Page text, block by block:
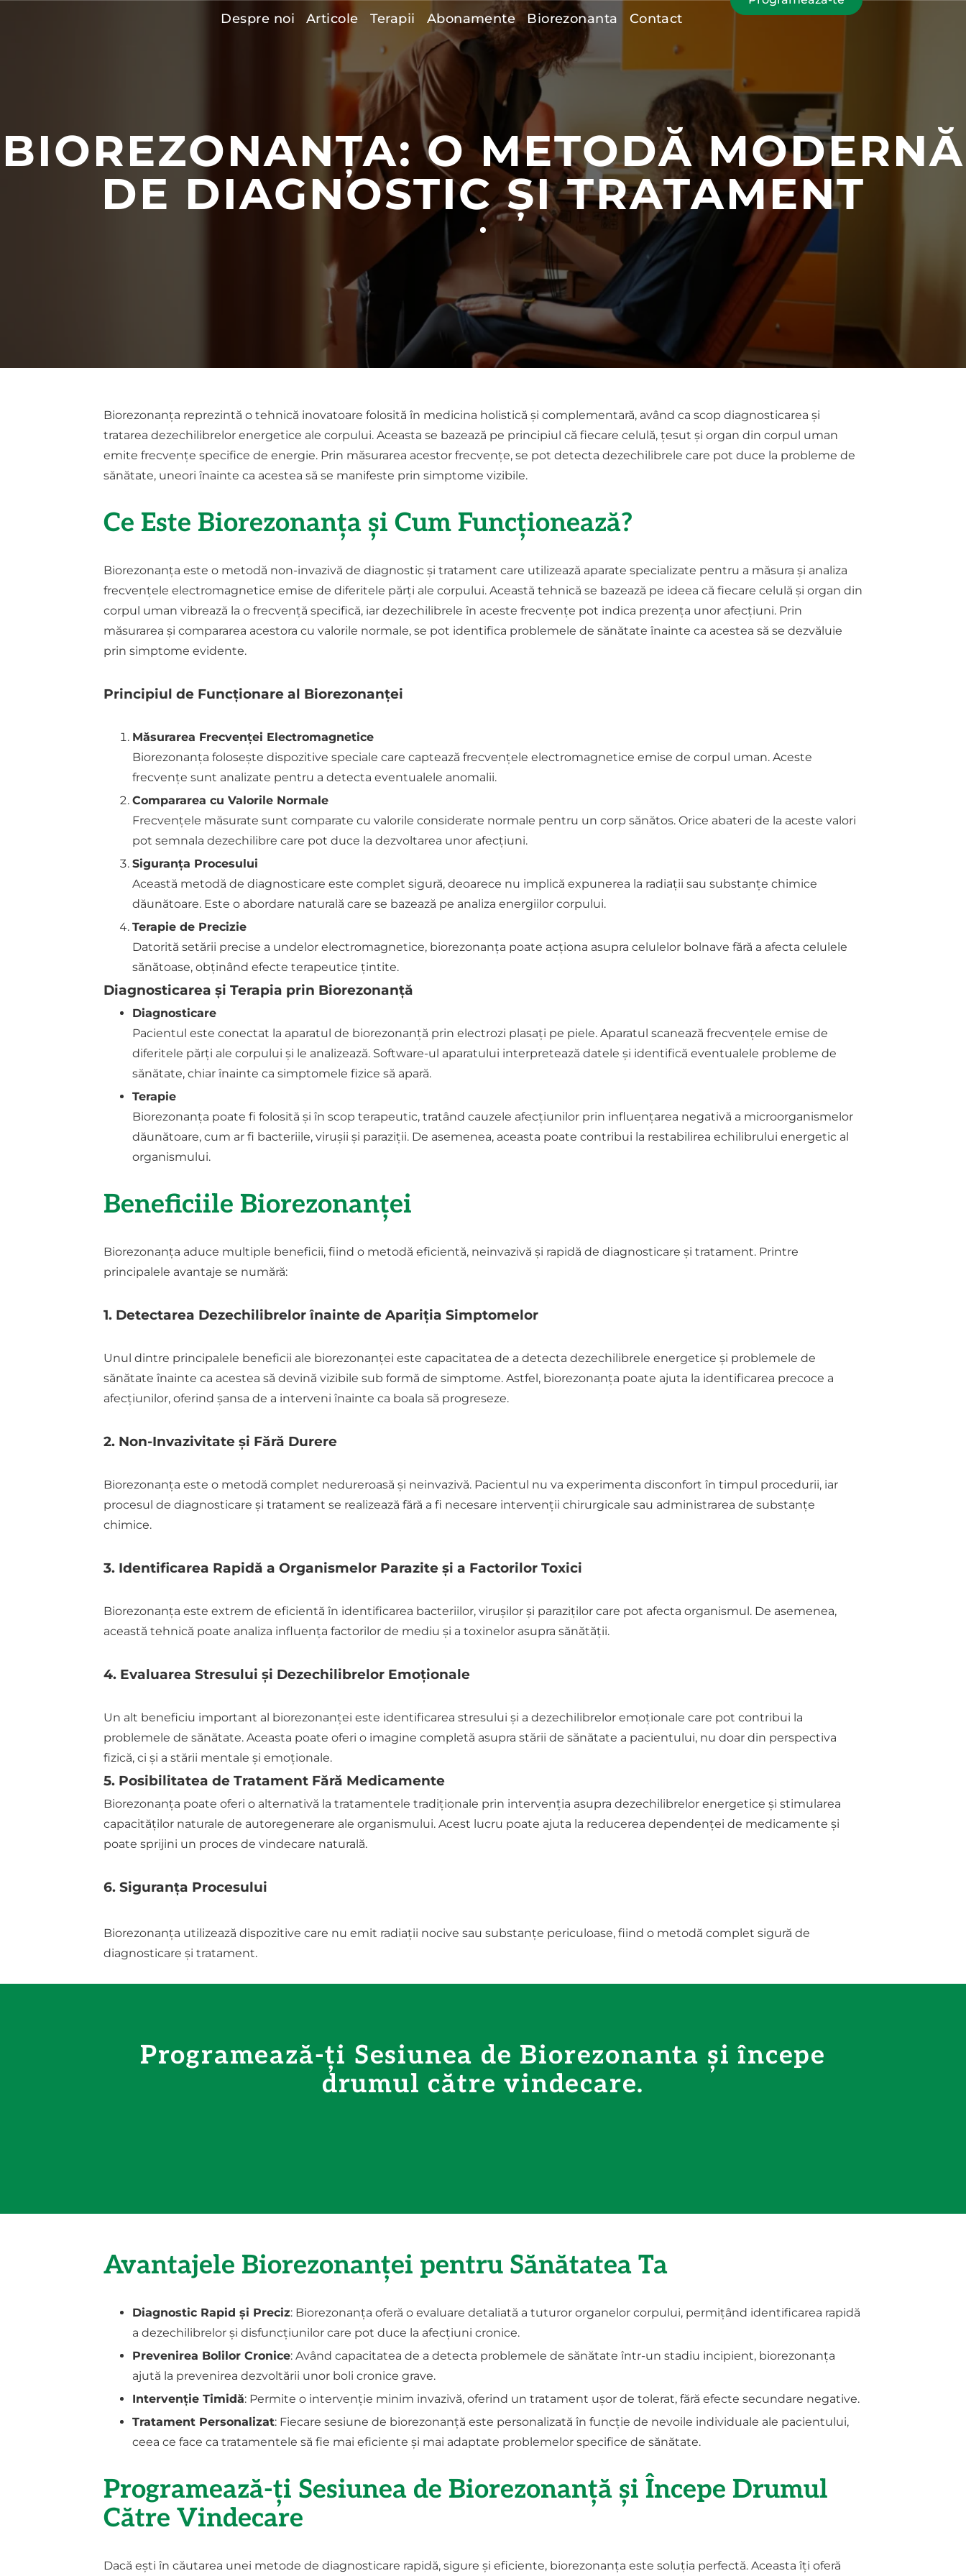
Despre noi Articole Terapii Abonamente Biorezonanta Contact
BIOREZONANȚA: O METODĂ MODERNĂ
DE DIAGNOSTIC ȘI TRATAMENT
Biorezonanța reprezintă o tehnică inovatoare folosită în medicina holistică și complementară, având ca scop diagnosticarea și
tratarea dezechilibrelor energetice ale corpului. Aceasta se bazează pe principiul că fiecare celulă, țesut și organ din corpul uman
emite frecvențe specifice de energie. Prin măsurarea acestor frecvențe, se pot detecta dezechilibrele care pot duce la probleme de
sănătate, uneori înainte ca acestea să se manifeste prin simptome vizibile.
Ce Este Biorezonanța și Cum Funcționează?
Biorezonanța este o metodă non-invazivă de diagnostic și tratament care utilizează aparate specializate pentru a măsura și analiza
frecvențele electromagnetice emise de diferitele părți ale corpului. Această tehnică se bazează pe ideea că fiecare celulă și organ din
corpul uman vibrează la o frecvență specifică, iar dezechilibrele în aceste frecvențe pot indica prezența unor afecțiuni. Prin
măsurarea și compararea acestora cu valorile normale, se pot identifica problemele de sănătate înainte ca acestea să se dezvăluie
prin simptome evidente.
Principiul de Funcționare al Biorezonanței
Măsurarea Frecvenței Electromagnetice
Biorezonanța folosește dispozitive speciale care captează frecvențele electromagnetice emise de corpul uman. Aceste
frecvențe sunt analizate pentru a detecta eventualele anomalii.
Compararea cu Valorile Normale
Frecvențele măsurate sunt comparate cu valorile considerate normale pentru un corp sănătos. Orice abateri de la aceste valori
pot semnala dezechilibre care pot duce la dezvoltarea unor afecțiuni.
Siguranța Procesului
Această metodă de diagnosticare este complet sigură, deoarece nu implică expunerea la radiații sau substanțe chimice
dăunătoare. Este o abordare naturală care se bazează pe analiza energiilor corpului.
Terapie de Precizie
Datorită setării precise a undelor electromagnetice, biorezonanța poate acționa asupra celulelor bolnave fără a afecta celulele
sănătoase, obținând efecte terapeutice țintite.
Diagnosticarea și Terapia prin Biorezonanță
Diagnosticare
Pacientul este conectat la aparatul de biorezonanță prin electrozi plasați pe piele. Aparatul scanează frecvențele emise de
diferitele părți ale corpului și le analizează. Software-ul aparatului interpretează datele și identifică eventualele probleme de
sănătate, chiar înainte ca simptomele fizice să apară.
Terapie
Biorezonanța poate fi folosită și în scop terapeutic, tratând cauzele afecțiunilor prin influențarea negativă a microorganismelor
dăunătoare, cum ar fi bacteriile, virușii și paraziții. De asemenea, aceasta poate contribui la restabilirea echilibrului energetic al
organismului.
Beneficiile Biorezonanței
Biorezonanța aduce multiple beneficii, fiind o metodă eficientă, neinvazivă și rapidă de diagnosticare și tratament. Printre
principalele avantaje se numără:
1. Detectarea Dezechilibrelor înainte de Apariția Simptomelor
Unul dintre principalele beneficii ale biorezonanței este capacitatea de a detecta dezechilibrele energetice și problemele de
sănătate înainte ca acestea să devină vizibile sub formă de simptome. Astfel, biorezonanța poate ajuta la identificarea precoce a
afecțiunilor, oferind șansa de a interveni înainte ca boala să progreseze.
2. Non-Invazivitate și Fără Durere
Biorezonanța este o metodă complet nedureroasă și neinvazivă. Pacientul nu va experimenta disconfort în timpul procedurii, iar
procesul de diagnosticare și tratament se realizează fără a fi necesare intervenții chirurgicale sau administrarea de substanțe
chimice.
3. Identificarea Rapidă a Organismelor Parazite și a Factorilor Toxici
Biorezonanța este extrem de eficientă în identificarea bacteriilor, virușilor și paraziților care pot afecta organismul. De asemenea,
această tehnică poate analiza influența factorilor de mediu și a toxinelor asupra sănătății.
4. Evaluarea Stresului și Dezechilibrelor Emoționale
Un alt beneficiu important al biorezonanței este identificarea stresului și a dezechilibrelor emoționale care pot contribui la
problemele de sănătate. Aceasta poate oferi o imagine completă asupra stării de sănătate a pacientului, nu doar din perspectiva
fizică, ci și a stării mentale și emoționale.
5. Posibilitatea de Tratament Fără Medicamente
Biorezonanța poate oferi o alternativă la tratamentele tradiționale prin intervenția asupra dezechilibrelor energetice și stimularea
capacităților naturale de autoregenerare ale organismului. Acest lucru poate ajuta la reducerea dependenței de medicamente și
poate sprijini un proces de vindecare naturală.
6. Siguranța Procesului
Biorezonanța utilizează dispozitive care nu emit radiații nocive sau substanțe periculoase, fiind o metodă complet sigură de
diagnosticare și tratament.
Programează-ți Sesiunea de Biorezonanta și începe
drumul către vindecare.
Avantajele Biorezonanței pentru Sănătatea Ta
Diagnostic Rapid și Preciz: Biorezonanța oferă o evaluare detaliată a tuturor organelor corpului, permițând identificarea rapidă
a dezechilibrelor și disfuncțiunilor care pot duce la afecțiuni cronice.
Prevenirea Bolilor Cronice: Având capacitatea de a detecta problemele de sănătate într-un stadiu incipient, biorezonanța
ajută la prevenirea dezvoltării unor boli cronice grave.
Intervenție Timidă: Permite o intervenție minim invazivă, oferind un tratament ușor de tolerat, fără efecte secundare negative.
Tratament Personalizat: Fiecare sesiune de biorezonanță este personalizată în funcție de nevoile individuale ale pacientului,
ceea ce face ca tratamentele să fie mai eficiente și mai adaptate problemelor specifice de sănătate.
Programează-ți Sesiunea de Biorezonanță și Începe Drumul
Către Vindecare
Dacă ești în căutarea unei metode de diagnosticare rapidă, sigure și eficiente, biorezonanța este soluția perfectă. Aceasta îți oferă